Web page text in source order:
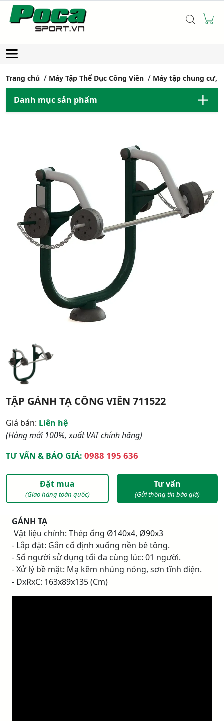
Trang chủ Máy Tập Thể Dục Công Viên Máy tập chung cư,
Danh mục sản phẩm
TẬP GÁNH TẠ CÔNG VIÊN 711522
Giá bán: Liên hệ
(Hàng mới 100%, xuất VAT chính hãng)
TƯ VẤN & BÁO GIÁ: 0988 195 636
Đặt mua
(Giao hàng toàn quốc)
Tư vấn
(Gửi thông tin báo giá)
GÁNH TẠ
­ Vật liệu chính: Thép ống Ø140x4, Ø90x3
- Lắp đặt: Gắn cố định xuống nền bê tông.
- Số người sử dụng tối đa cùng lúc: 01 người.
- Xử lý bề mặt: Mạ kẽm nhúng nóng, sơn tĩnh điện.
- DxRxC: 163x89x135 (Cm)